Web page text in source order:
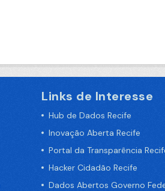
Links de Interesse
Hub de Dados Recife
Inovação Aberta Recife
Portal da Transparência
Hacker Cidadão Recife
Dados Abertos Governo